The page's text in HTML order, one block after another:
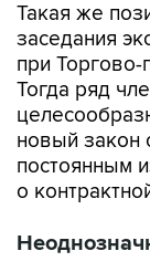
Такая же
заседания
при
Тогда ряд
новый закон
постоянным
о